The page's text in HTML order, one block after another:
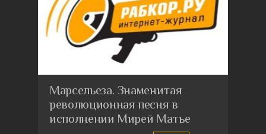
Марсельеза. Знаменитая
революционная песня в
исполнении Мирей Матье